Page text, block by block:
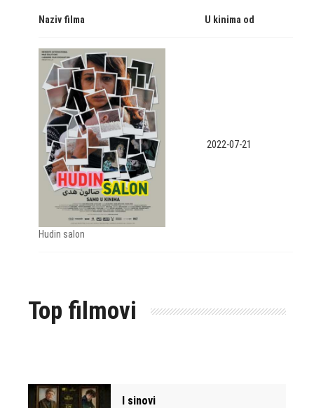
Naziv filma U kinima od
Hudin salon
2022-07-21
Top filmovi
I sinovi